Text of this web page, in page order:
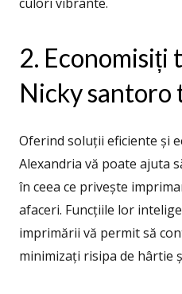
2. Economisiți
Nicky santoro
Oferind soluții eficiente și
Alexandria vă poate ajuta
în ceea ce privește
afaceri. Funcțiile lor
imprimării vă permit să
minimizați risipa de hârtie